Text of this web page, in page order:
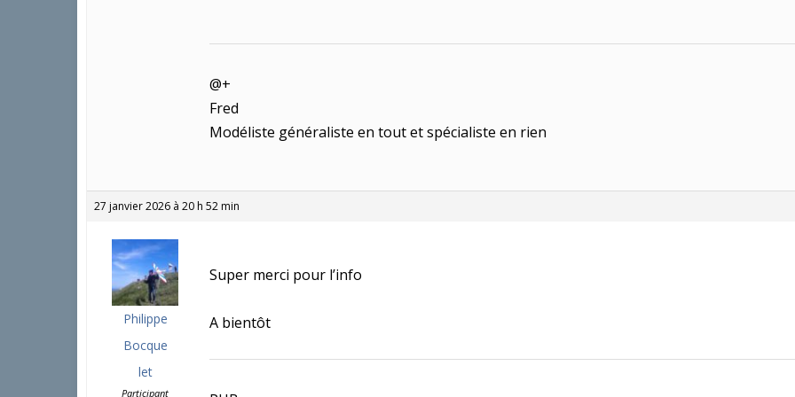
@+
Fred
Modéliste généraliste en tout et spécialiste en rien
27 janvier 2026 à 20 h 52 min
Philippe
Bocque
let
Participant
Super merci pour l’info
A bientôt